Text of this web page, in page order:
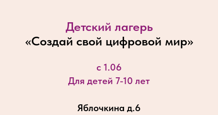
Детский лагерь
«Создай свой цифровой мир»
с 1.06
Для детей 7-10 лет
Яблочкина д.6